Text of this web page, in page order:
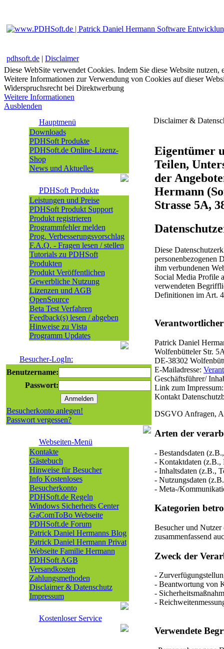
pdhsoft.de | Disclaimer
Diese WebSite verwendet Cookies. Indem Sie diese Website
Weitere Informationen zur Verwendung von Cookies auf dieser
Widerspruchsrecht bei Direktwerbung
Weitere Informationen
Ausblenden
Hauptmenü
Downloads
PDHSoft Produkte
PDHSoft.de Online-Lizenz-
Shop
News und Aktuelles
PDHSoft Produkte
Leistungen und Preise
PDHSoft Produkt Support
Produkt registrieren
Programmfehler melden
Prog. Verbesserungsvorschlag
F.A.Q. - Fragen lesen / stellen
Tutorials zu PDHSoft
Produkten
Produkt Veröffentlichen
Gewerbliche Nutzung
Lizenzen und AGB
OpenSource
Beta Test Verfahren
Feedback(s) lesen / abgeben
Hinweise zu Vista
Programm Updates
Besucher-LogIn:
Benutzername:
Passwort:
Besucherkonto anlegen!
Passwort vergessen?
Webseiten-Menü
Kontakte
Gästebuch
Hinweise für Besucher
Info Kostenloses
Besucherkonto
PDHSoft.de Regeln
Windows Sicherheits Center
GaComToBo Webseite
PDHSoft.de Forum
Patrick Daniel Hermanns Blog
Patrick Daniel Hermann Privat
Webseite Familie Hermann
PDHSoft AGB
Versandkosten
Zahlungsmethoden
Disclaimer & Datenschutz
Impressum
Kostenloser Service
Disclaimer &
Eigentümer
Teilen,
der
Hermann
Strasse 5A,
Diese
personenbezogenen
ihm verbundenen
Social Media Profile
verwendeten
Definitionen im Art.
Verantwortlicher
Patrick Daniel
Wolfenbütteler Str.
DE-38302
E-Mailadresse:
Geschäftsführer/
Link zum
Kontakt
DSGVO Anfragen,
Arten der
- Bestandsdaten
- Kontaktdaten (z.B.,
- Inhaltsdaten (z.B.,
- Nutzungsdaten
- Meta-/
Kategorien
Besucher und Nutzer
zusammenfassend
Zweck der
-
- Beantwortung von
-
-
Verwendete